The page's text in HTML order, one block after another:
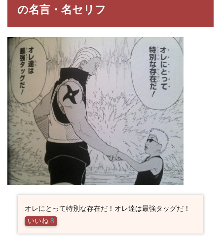
の名言・名セリフ
オレにとって特別な存在だ！オレ達は最強タッグだ！
いいね 8